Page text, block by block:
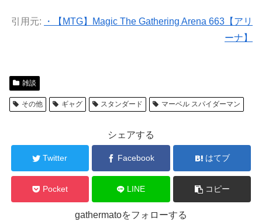
引用元:
・【MTG】Magic The Gathering Arena 663【アリ
ーナ】
雑談
その他 ギャグ スタンダード マーベル スパイダーマン
シェアする
Twitter Facebook はてブ
Pocket LINE コピー
gathermatoをフォローする